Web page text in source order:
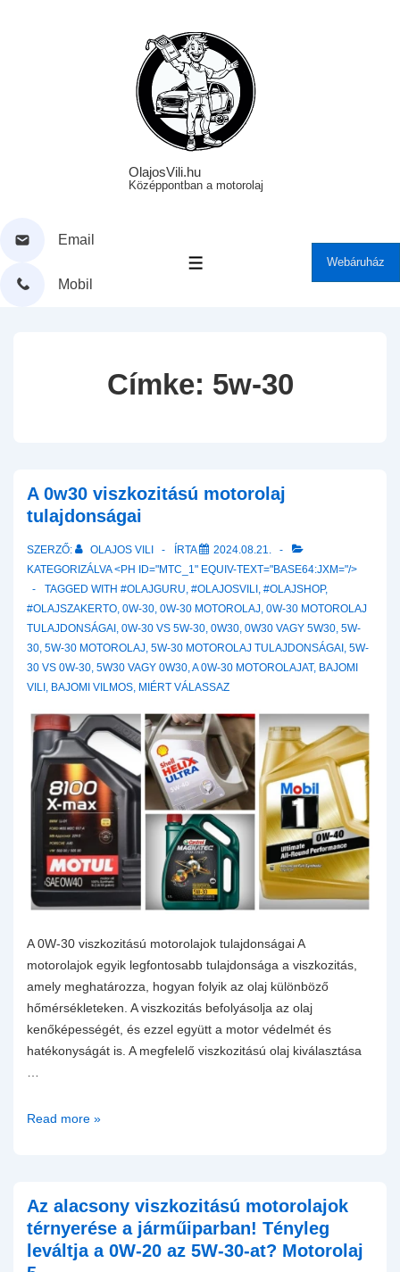
OlajosVili.hu
Középpontban a motorolaj
Email
Mobil
MENÜ Webáruház
Címke: 5w-30
A 0w30 viszkozitású motorolaj
tulajdonságai
SZERZŐ: OLAJOS VILI ÍRTA
2024.08.21.
KATEGORIZÁLVA <PH ID="MTC_1" EQUIV-TEXT="BASE64:JXM="/>
TAGGED WITH #OLAJGURU, #OLAJOSVILI , #OLAJSHOP,
#OLAJSZAKERTO, 0W-30, 0W-30 MOTOROLAJ, 0W-30 MOTOROLAJ
TULAJDONSÁGAI , 0W-30 VS 5W-30, 0W30, 0W30 VAGY 5W30, 5W-
30, 5W-30 MOTOROLAJ, 5W-30 MOTOROLAJ TULAJDONSÁGAI , 5W-
30 VS 0W-30, 5W30 VAGY 0W30,A 0W-30 MOTOROLAJAT, BAJOMI
VILI , BAJOMI VILMOS, MIÉRT VÁLASSAZ
A 0W-30 viszkozitású motorolajok tulajdonságai A
motorolajok egyik legfontosabb tulajdonsága a viszkozitás,
amely meghatározza, hogyan folyik az olaj különböző
hőmérsékleteken. A viszkozitás befolyásolja az olaj
kenőképességét, és ezzel együtt a motor védelmét és
hatékonyságát is. A megfelelő viszkozitású olaj kiválasztása
A
tulajdonságai
Read more »
Az alacsony viszkozitású motorolajok
térnyerése a járműiparban! Tényleg
leváltja a 0W-20 az 5W-30-at? Motorolaj